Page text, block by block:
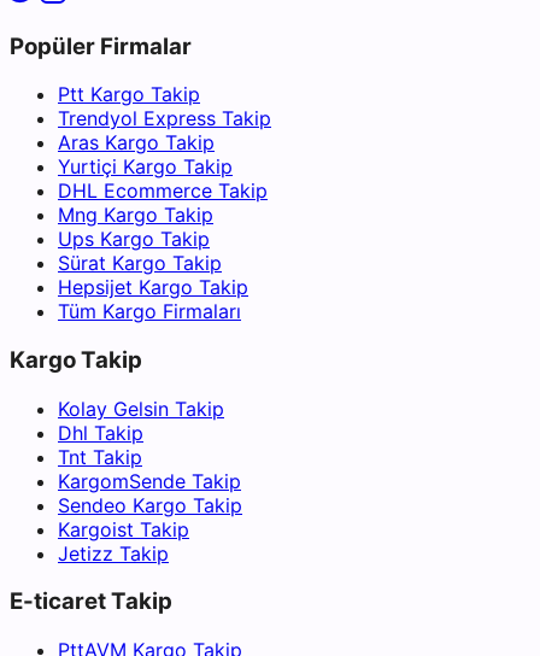
Popüler Firmalar
Ptt Kargo Takip
Trendyol Express Takip
Aras Kargo Takip
Yurtiçi Kargo Takip
DHL Ecommerce Takip
Mng Kargo Takip
Ups Kargo Takip
Sürat Kargo Takip
Hepsijet Kargo Takip
Tüm Kargo Firmaları
Kargo Takip
Kolay Gelsin Takip
Dhl Takip
Tnt Takip
KargomSende Takip
Sendeo Kargo Takip
Kargoist Takip
Jetizz Takip
E-ticaret Takip
PttAVM Kargo Takip